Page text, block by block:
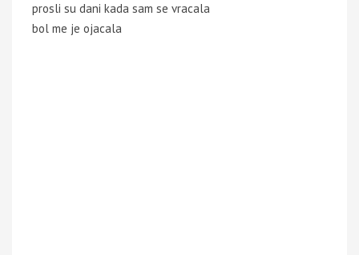
prosli su dani kada sam se vracala
bol me je ojacala